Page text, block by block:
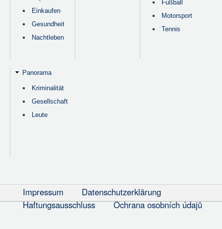
Einkaufen
Gesundheit
Nachtleben
Fußball
Motorsport
Tennis
Panorama
Kriminalität
Gesellschaft
Leute
Impressum
Datenschutzerklärung
Haftungsausschluss
Ochrana osobních údajů